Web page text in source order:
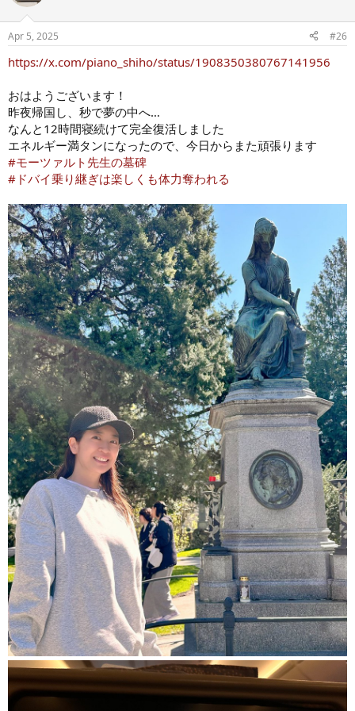
Apr 5, 2025 #26
https://x.com/piano_shiho/status/1908350380767141956
おはようございます！
昨夜帰国し、秒で夢の中へ…
なんと12時間寝続けて完全復活しました
エネルギー満タンになったので、今日からまた頑張ります
#モーツァルト先生の墓碑
#ドバイ乗り継ぎは楽しくも体力奪われる